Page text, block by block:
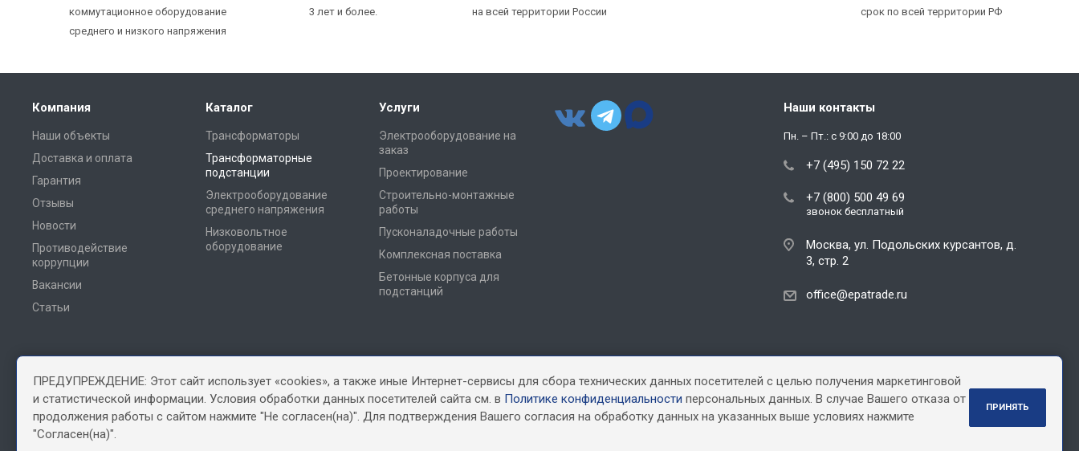
коммутационное оборудование
среднего и низкого напряжения
3 лет и более.
на всей территории России
срок по всей территории РФ
Компания
Наши объекты
Доставка и оплата
Гарантия
Отзывы
Новости
Противодействие
коррупции
Вакансии
Статьи
Каталог
Трансформаторы
Трансформаторные
подстанции
Электрооборудование
среднего напряжения
Низковольтное
оборудование
Услуги
Электрооборудование на
заказ
Проектирование
Строительно-монтажные
работы
Пусконаладочные работы
Комплексная поставка
Бетонные корпуса для
подстанций
Информация, размещенная на сайте, не является офертой
Наши контакты
Пн. – Пт.: с 9:00 до 18:00
+7 (495) 150 72 22
+7 (800) 500 49 69
звонок бесплатный
Москва, ул. Подольских курсантов, д.
3, стр. 2
office@epatrade.ru
ПРЕДУПРЕЖДЕНИЕ: Этот сайт использует «cookies», а также иные Интернет-сервисы для сбора технических данных посетителей с целью получения маркетинговой
и статистической информации. Условия обработки данных посетителей сайта см. в Политике конфиденциальности персональных данных. В случае Вашего отказа от
продолжения работы с сайтом нажмите "Не согласен(на)". Для подтверждения Вашего согласия на обработку данных на указанных выше условиях нажмите
"Согласен(на)".
ПРИНЯТЬ